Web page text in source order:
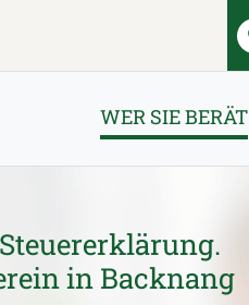
WER SIE BERÄT
in Backnang